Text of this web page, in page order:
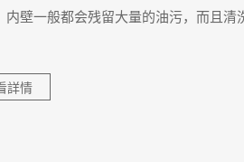
内壁一般都会残留大量的油污，而且清
詳情